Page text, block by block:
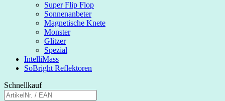
Super Flip Flop
Sonnenanbeter
Magnetische Knete
Monster
Glitzer
Spezial
IntelliMass
SoBright Reflektoren
Schnellkauf